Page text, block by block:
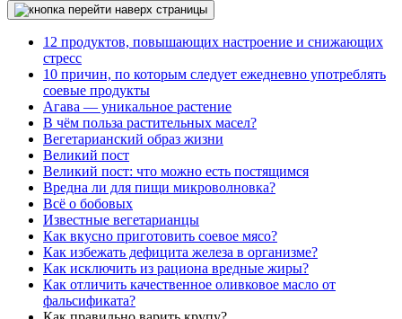
12 продуктов, повышающих настроение и снижающих
стресс
10 причин, по которым следует ежедневно употреблять
соевые продукты
Агава — уникальное растение
В чём польза растительных масел?
Вегетарианский образ жизни
Великий пост
Великий пост: что можно есть постящимся
Вредна ли для пищи микроволновка?
Всё о бобовых
Известные вегетарианцы
Как вкусно приготовить соевое мясо?
Как избежать дефицита железа в организме?
Как исключить из рациона вредные жиры?
Как отличить качественное оливковое масло от
фальсификата?